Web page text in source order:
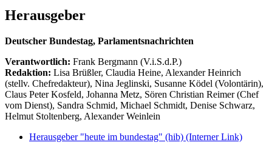
Herausgeber
Deutscher Bundestag, Parlamentsnachrichten
Verantwortlich: Frank Bergmann (V.i.S.d.P.)
Redaktion: Lisa Brüßler, Claudia Heine, Alexander Heinrich
(stellv. Chefredakteur), Nina Jeglinski, Susanne Ködel (Volontärin),
Claus Peter Kosfeld, Johanna Metz, Sören Christian Reimer (Chef
vom Dienst), Sandra Schmid, Michael Schmidt, Denise Schwarz,
Helmut Stoltenberg, Alexander Weinlein
Herausgeber "heute im bundestag" (hib) (Interner Link)